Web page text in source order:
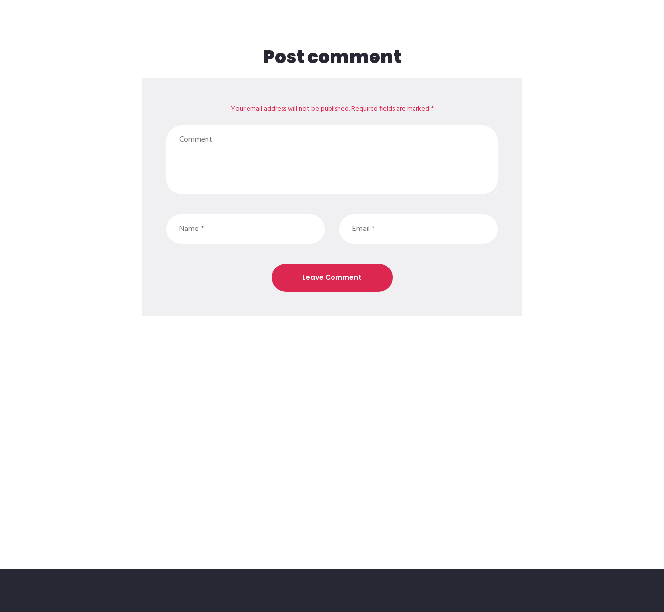
Post comment
Your email address will not be published. Required fields are marked *